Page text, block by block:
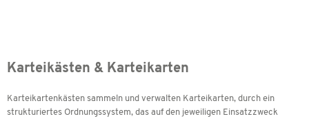
Karteikästen & Karteikarten
Karteikartenkästen sammeln und verwalten Karteikarten, durch ein
strukturiertes Ordnungssystem, das auf den jeweiligen Einsatzzweck